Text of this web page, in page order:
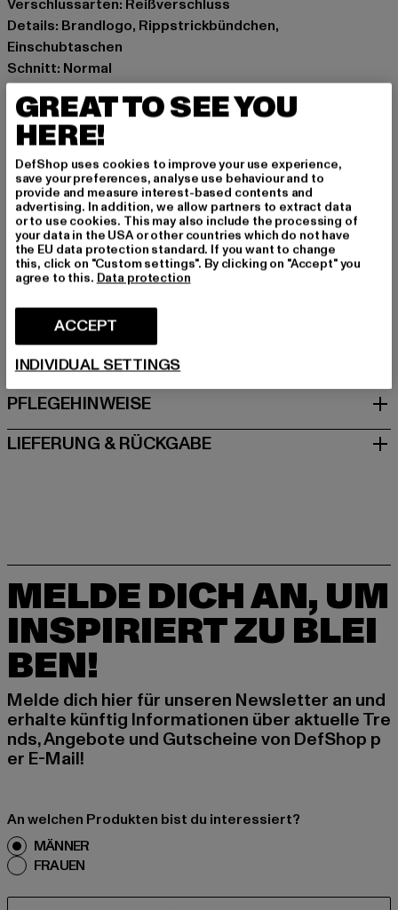
Verschlussarten: Reißverschluss
Details: Brandlogo, Rippstrickbündchen,
Einschubtaschen
Schnitt: Normal
Marke: Favela
Kat.: Zip Hoodies
Farbe: grau
Materialzusammensetzung: 70% Baumwolle, 30%
Polyester
Art.Nr: FAV-Q126-CPLBF-144-01851
Hersteller: AD Distribution GmbH |
Info@favelaclothing.com
CHRISTINENSTRASSE 19A | 40880 Rattingen | DE
GRÖSSE & PASSFORM
PFLEGEHINWEISE
LIEFERUNG & RÜCKGABE
MELDE DICH AN, UM
INSPIRIERT ZU BLEI
BEN!
Melde dich hier für unseren Newsletter an und
erhalte künftig Informationen über aktuelle Tre
nds, Angebote und Gutscheine von DefShop p
er E-Mail!
An welchen Produkten bist du interessiert?
MÄNNER
FRAUEN
GREAT TO SEE YOU
HERE!
DefShop uses cookies to improve your use experience,
save your preferences, analyse use behaviour and to
provide and measure interest-based contents and
advertising. In addition, we allow partners to extract data
or to use cookies. This may also include the processing of
your data in the USA or other countries which do not have
the EU data protection standard. If you want to change
this, click on "Custom settings". By clicking on "Accept" you
agree to this. Data protection
ACCEPT
INDIVIDUAL SETTINGS